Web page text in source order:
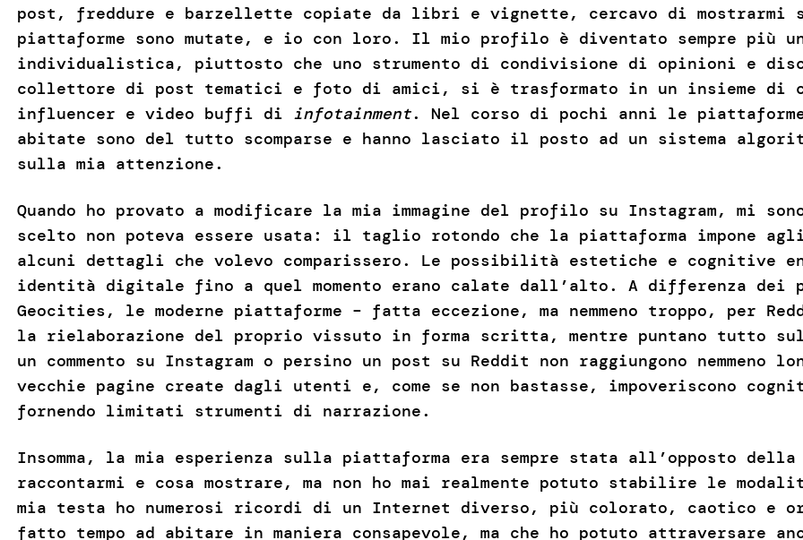
post, freddure e barzellette copiate da libri e vignette, cercavo di mostrarmi
piattaforme sono mutate, e io con loro. Il mio profilo è diventato sempre più
individualistica, piuttosto che uno strumento di condivisione di opinioni e
collettore di post tematici e foto di amici, si è trasformato in un insieme
influencer e video buffi di infotainment. Nel corso di pochi anni le piattaforme
abitate sono del tutto scomparse e hanno lasciato il posto ad un sistema
sulla mia attenzione.
Quando ho provato a modificare la mia immagine del profilo su Instagram, mi
scelto non poteva essere usata: il taglio rotondo che la piattaforma impone
alcuni dettagli che volevo comparissero. Le possibilità estetiche e cognitive
identità digitale fino a quel momento erano calate dall’alto. A differenza dei
Geocities, le moderne piattaforme – fatta eccezione, ma nemmeno troppo, per
la rielaborazione del proprio vissuto in forma scritta, mentre puntano tutto
un commento su Instagram o persino un post su Reddit non raggiungono
vecchie pagine create dagli utenti e, come se non bastasse, impoveriscono
fornendo limitati strumenti di narrazione.
Insomma, la mia esperienza sulla piattaforma era sempre stata all’opposto
raccontarmi e cosa mostrare, ma non ho mai realmente potuto stabilire le
mia testa ho numerosi ricordi di un Internet diverso, più colorato, caotico e
fatto tempo ad abitare in maniera consapevole, ma che ho potuto attraversare